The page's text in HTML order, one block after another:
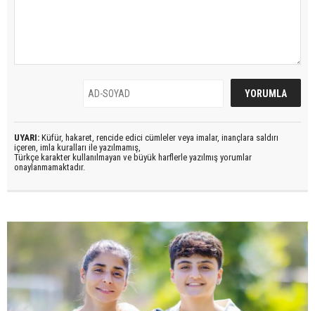
UYARI: Küfür, hakaret, rencide edici cümleler veya imalar, inançlara saldırı
içeren, imla kuralları ile yazılmamış,
Türkçe karakter kullanılmayan ve büyük harflerle yazılmış yorumlar
onaylanmamaktadır.